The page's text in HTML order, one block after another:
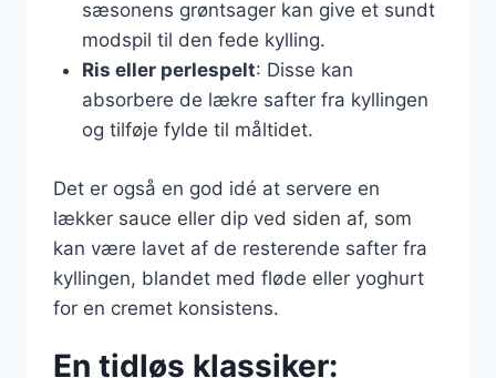
sæsonens grøntsager kan give et sundt
modspil til den fede kylling.
Ris eller perlespelt: Disse kan
absorbere de lækre safter fra kyllingen
og tilføje fylde til måltidet.
Det er også en god idé at servere en
lækker sauce eller dip ved siden af, som
kan være lavet af de resterende safter fra
kyllingen, blandet med fløde eller yoghurt
for en cremet konsistens.
En tidløs klassiker: